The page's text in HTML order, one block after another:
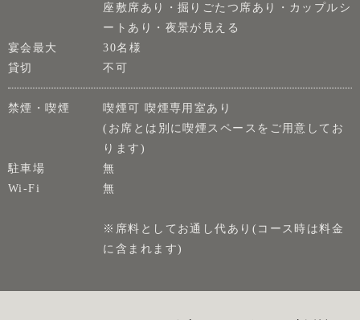
座敷席あり・掘りごたつ席あり・カップルシ
ートあり・夜景が見える
宴会最大
30名様
貸切
不可
禁煙・喫煙
喫煙可 喫煙専用室あり
(お席とは別に喫煙スペースをご用意してお
ります)
駐車場
無
Wi-Fi
無
※席料としてお通し代あり(コース時は料金
に含まれます)